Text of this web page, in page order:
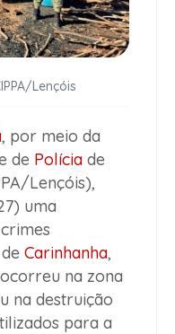
Lençóis
, por meio da
de Polícia de
Lençóis),
uma
Carinhanha,
na zona
na destruição
para a